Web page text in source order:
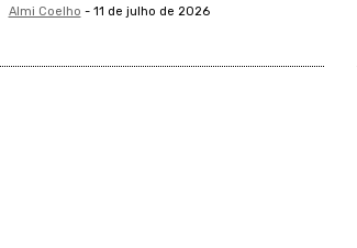
Almi Coelho - 11 de julho de 2026